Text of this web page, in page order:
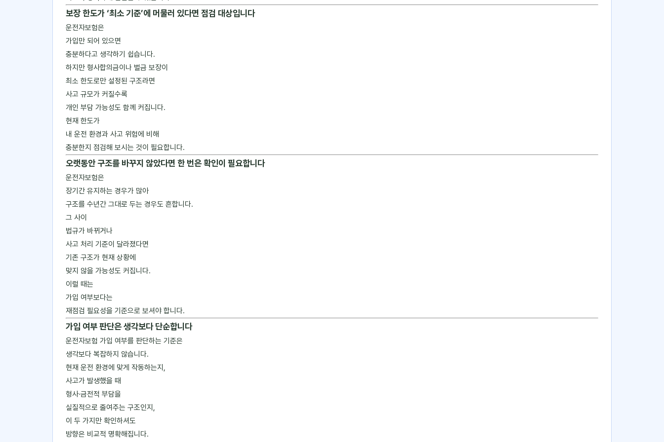
보장 한도가 ‘최소 기준’에 머물러 있다면 점검 대상입니다
운전자보험은
가입만 되어 있으면
충분하다고 생각하기 쉽습니다.
하지만 형사합의금이나 벌금 보장이
최소 한도로만 설정된 구조라면
사고 규모가 커질수록
개인 부담 가능성도 함께 커집니다.
현재 한도가
내 운전 환경과 사고 위험에 비해
충분한지 점검해 보시는 것이 필요합니다.
오랫동안 구조를 바꾸지 않았다면 한 번은 확인이 필요합니다
운전자보험은
장기간 유지하는 경우가 많아
구조를 수년간 그대로 두는 경우도 흔합니다.
그 사이
법규가 바뀌거나
사고 처리 기준이 달라졌다면
기존 구조가 현재 상황에
맞지 않을 가능성도 커집니다.
이럴 때는
가입 여부보다는
재점검 필요성을 기준으로 보셔야 합니다.
가입 여부 판단은 생각보다 단순합니다
운전자보험 가입 여부를 판단하는 기준은
생각보다 복잡하지 않습니다.
현재 운전 환경에 맞게 작동하는지,
사고가 발생했을 때
형사·금전적 부담을
실질적으로 줄여주는 구조인지,
이 두 가지만 확인하셔도
방향은 비교적 명확해집니다.